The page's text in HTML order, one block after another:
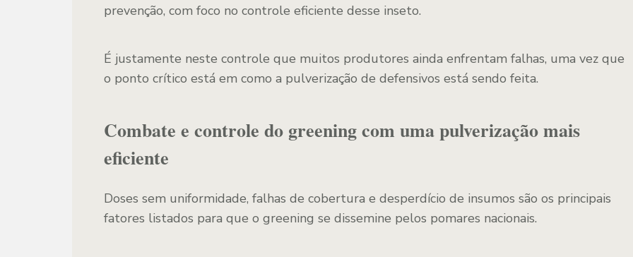
prevenção, com foco no controle eficiente desse inseto.
É justamente neste controle que muitos produtores ainda enfrentam falhas, uma vez que
o ponto crítico está em como a pulverização de defensivos está sendo feita.
Combate e controle do greening com uma pulverização mais
eficiente
Doses sem uniformidade, falhas de cobertura e desperdício de insumos são os principais
fatores listados para que o greening se dissemine pelos pomares nacionais.